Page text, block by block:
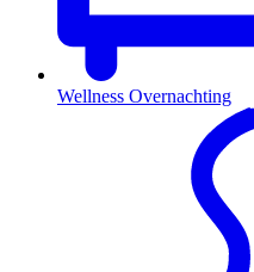
Wellness Overnachting